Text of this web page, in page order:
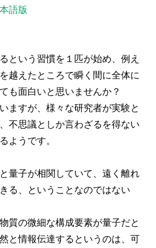
語版
という習慣を１匹が始め、例え
越えたところで瞬く間に全体に
も面白いと思いませんか？
ますが、様々な研究者が実験と
不思議としか言わざるを得ない
ようです。
量子が相関していて、遠く離れ
る、ということなのではない
質の微細な構成要素が量子だと
と情報伝達するというのは、可